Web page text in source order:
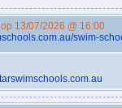
op 13/07/2026 @ 16:00
swim-